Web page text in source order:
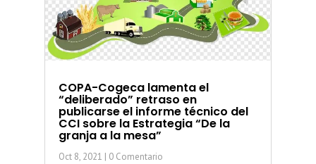
COPA-Cogeca lamenta el
“deliberado” retraso en
publicarse el informe técnico del
CCI sobre la Estrategia “De la
granja a la mesa”
Oct 8, 2021 | 0 Comentario